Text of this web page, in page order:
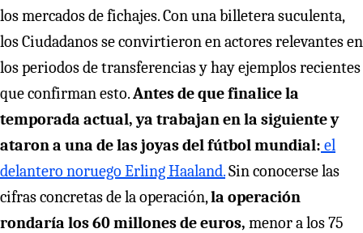
los mercados de fichajes. Con una billetera suculenta,
los Ciudadanos se convirtieron en actores relevantes en
los periodos de transferencias y hay ejemplos recientes
que confirman esto.Antes de que finalice la
temporada actual, ya trabajan en la siguiente y
ataron a una de las joyas del fútbol mundial: el
delantero noruego Erling Haaland.Sin conocerse las
cifras concretas de la operación,la operación
rondaría los 60 millones de euros, menor a los 75